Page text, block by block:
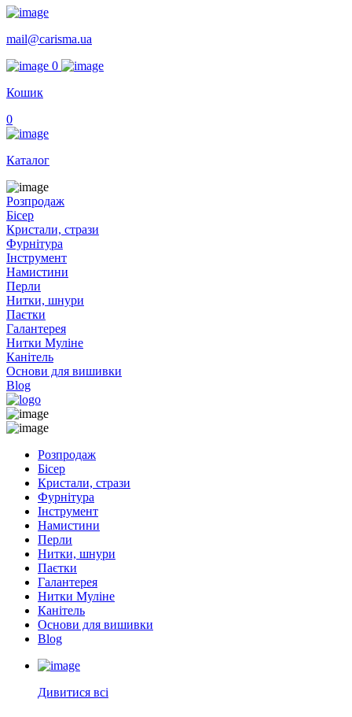
mail@carisma.ua
0
Кошик
0
Каталог
Розпродаж
Бісер
Кристали, стрази
Фурнітура
Інструмент
Намистини
Перли
Нитки, шнури
Паєтки
Галантерея
Нитки Муліне
Канітель
Основи для вишивки
Blog
Розпродаж
Бісер
Кристали, стрази
Фурнітура
Інструмент
Намистини
Перли
Нитки, шнури
Паєтки
Галантерея
Нитки Муліне
Канітель
Основи для вишивки
Blog
Дивитися всі